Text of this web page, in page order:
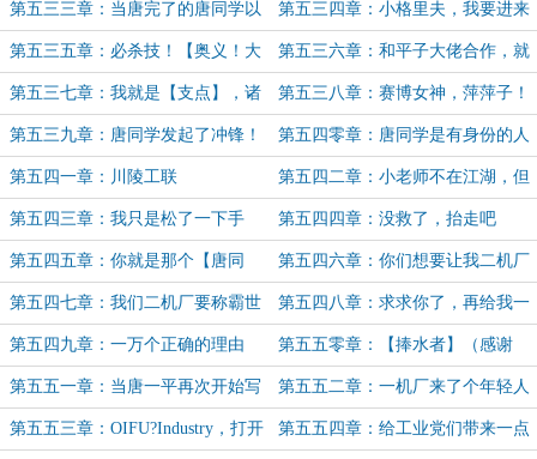
事情就一定能解决……你倒是写代码
啊！
第五三三章：当唐完了的唐同学以
唐氏算子打出了唐氏攻击
第五三四章：小格里夫，我要进来
了！（5K）
第五三五章：必杀技！【奥义！大
佬，救命！】
第五三六章：和平子大佬合作，就
是舒爽！（6.4K）
第五三七章：我就是【支点】，诸
君，请成为我的【锚点】！
第五三八章：赛博女神，萍萍子！
第五三九章：唐同学发起了冲锋！
唐同学一败涂地……（本卷终）
第五四零章：唐同学是有身份的人
了！（5K）
第五四一章：川陵工联 第五四二章：小老师不在江湖，但
江湖有小老师的传说
第五四三章：我只是松了一下手 第五四四章：没救了，抬走吧
（5K）
第五四五章：你就是那个【唐同
学】？
第五四六章：你们想要让我二机厂
死？（5K）
第五四七章：我们二机厂要称霸世
界了！
第五四八章：求求你了，再给我一
点吧，就一点（求月票）
第五四九章：一万个正确的理由 第五五零章：【捧水者】（感谢
geminiones 的盟主）
第五五一章：当唐一平再次开始写
代码
第五五二章：一机厂来了个年轻人
第五五三章：OIFU?Industry，打开 第五五四章：给工业党们带来一点